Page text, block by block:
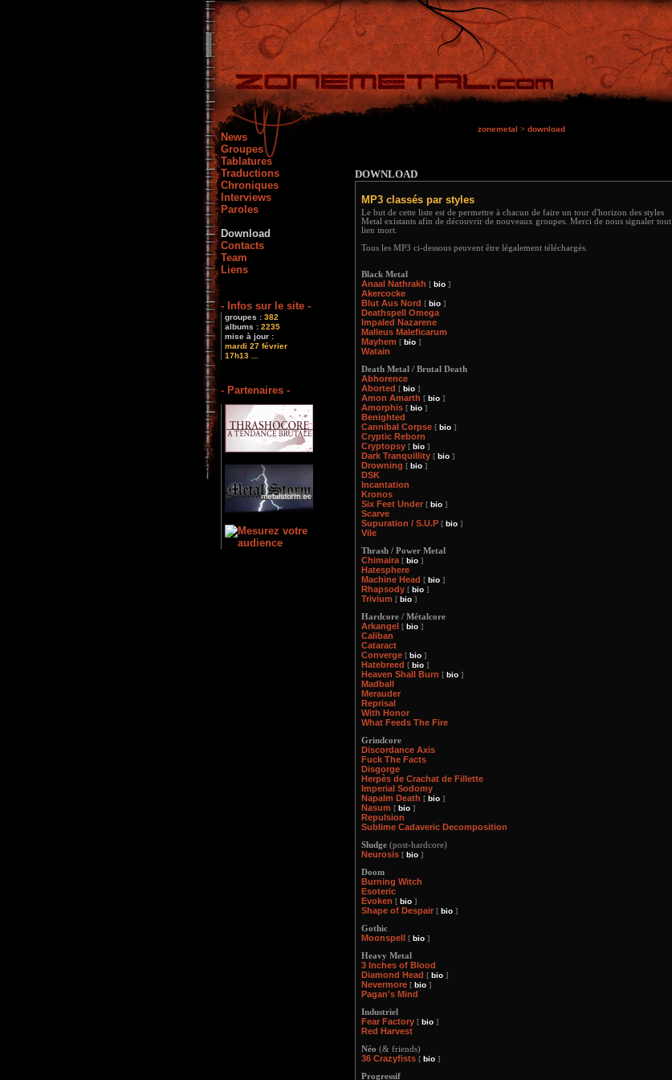
News
Groupes
Tablatures
Traductions
Chroniques
Interviews
Paroles
Download
Contacts
Team
Liens
- Infos sur le site -
groupes : 382
albums : 2235
mise à jour :
mardi 27 février
17h13 ...
- Partenaires -
zonemetal > download
DOWNLOAD
MP3 classés par styles
Le but de cette liste est de permettre à chacun de faire un tour d'horizon des styles
Metal existants afin de découvrir de nouveaux groupes. Merci de nous signaler tout
lien mort.
Tous les MP3 ci-dessous peuvent être légalement téléchargés.
Black Metal
Anaal Nathrakh [ bio ]
Akercocke
Blut Aus Nord [ bio ]
Deathspell Omega
Impaled Nazarene
Malleus Maleficarum
Mayhem [ bio ]
Watain
Death Metal / Brutal Death
Abhorence
Aborted [ bio ]
Amon Amarth [ bio ]
Amorphis [ bio ]
Benighted
Cannibal Corpse [ bio ]
Cryptic Reborn
Cryptopsy [ bio ]
Dark Tranquillity [ bio ]
Drowning [ bio ]
DSK
Incantation
Kronos
Six Feet Under [ bio ]
Scarve
Supuration / S.U.P [ bio ]
Vile
Thrash / Power Metal
Chimaira [ bio ]
Hatesphere
Machine Head [ bio ]
Rhapsody [ bio ]
Trivium [ bio ]
Hardcore / Métalcore
Arkangel [ bio ]
Caliban
Cataract
Converge [ bio ]
Hatebreed [ bio ]
Heaven Shall Burn [ bio ]
Madball
Merauder
Reprisal
With Honor
What Feeds The Fire
Grindcore
Discordance Axis
Fuck The Facts
Disgorge
Herpès de Crachat de Fillette
Imperial Sodomy
Napalm Death [ bio ]
Nasum [ bio ]
Repulsion
Sublime Cadaveric Decomposition
Sludge (post-hardcore)
Neurosis [ bio ]
Doom
Burning Witch
Esoteric
Evoken [ bio ]
Shape of Despair [ bio ]
Gothic
Moonspell [ bio ]
Heavy Metal
3 Inches of Blood
Diamond Head [ bio ]
Nevermore [ bio ]
Pagan's Mind
Industriel
Fear Factory [ bio ]
Red Harvest
Néo (& friends)
36 Crazyfists [ bio ]
Progressif